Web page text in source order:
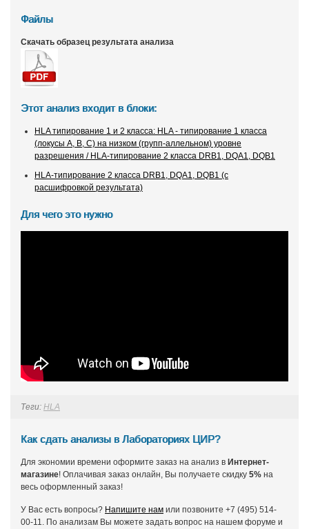
Файлы
Скачать образец результата анализа
Этот анализ входит в блоки:
HLA типирование 1 и 2 класса: HLA - типирование 1 класса
(локусы А, В, С) на низком (групп-аллельном) уровне
разрешения / HLA-типирование 2 класса DRB1, DQA1, DQB1
HLA-типирование 2 класса DRB1, DQA1, DQB1 (с
расшифровкой результата)
Для чего это нужно
Теги: HLA
Как сдать анализы в Лабораториях ЦИР?
Для экономии времени оформите заказ на анализ в Интернет-
магазине! Оплачивая заказ онлайн, Вы получаете скидку 5% на
весь оформленный заказ!
У Вас есть вопросы? Напишите нам или позвоните +7 (495) 514-
00-11. По анализам Вы можете задать вопрос на нашем форуме и